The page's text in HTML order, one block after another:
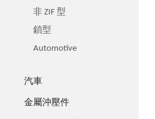
非 ZIF 型
鎖型
Automotive
汽車
金屬沖壓件